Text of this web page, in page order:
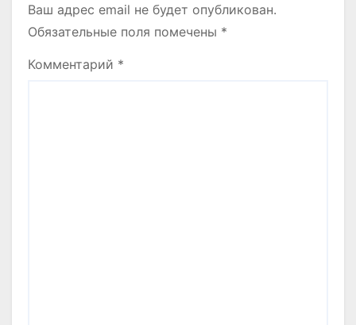
Ваш адрес email не будет опубликован.
Обязательные поля помечены *
Комментарий *